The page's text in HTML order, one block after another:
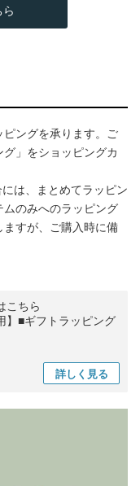
ングを承ります。ご
」をショッピングカ
は、まとめてラッピン
のみへのラッピング
すが、ご購入時に備
こちら
】■ギフトラッピング
詳しく 見る